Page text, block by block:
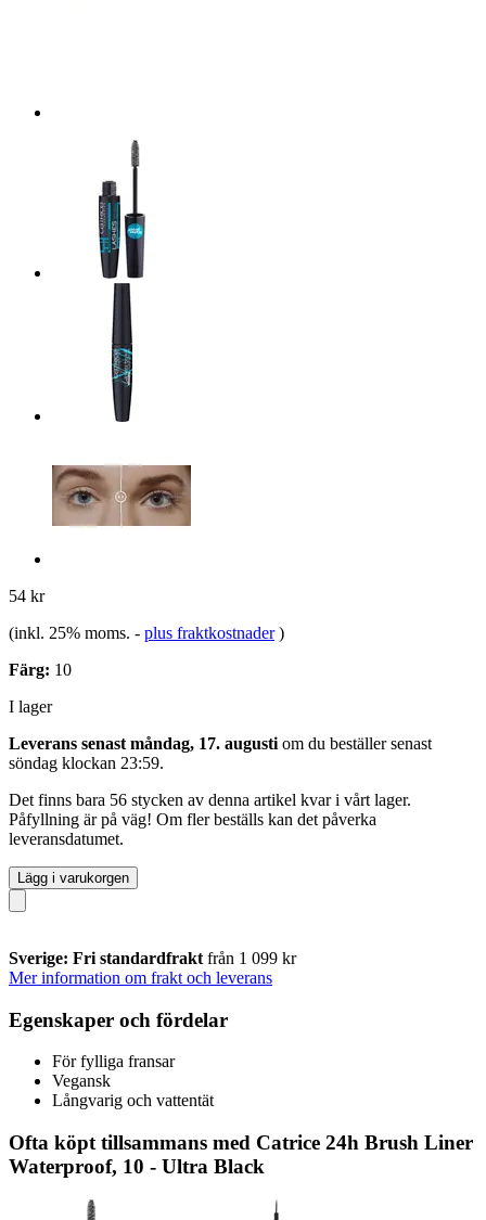
54 kr
(inkl. 25% moms. - plus fraktkostnader )
Färg: 10
I lager
Leverans senast måndag, 17. augusti om du beställer senast
söndag klockan 23:59.
Det finns bara 56 stycken av denna artikel kvar i vårt lager.
Påfyllning är på väg! Om fler beställs kan det påverka
leveransdatumet.
Lägg i varukorgen
Sverige: Fri standardfrakt från 1 099 kr
Mer information om frakt och leverans
Egenskaper och fördelar
För fylliga fransar
Vegansk
Långvarig och vattentät
Ofta köpt tillsammans med Catrice 24h Brush Liner
Waterproof, 10 - Ultra Black